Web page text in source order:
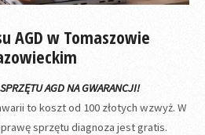
AGD w Tomaszowie
AGD NA GWARANCJI!
to koszt od 100 złotych wzwyż. W
sprzętu diagnoza jest gratis.